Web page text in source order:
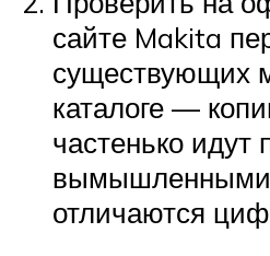
сайте Makita
существующих
каталоге —
частенько идут
отличаются